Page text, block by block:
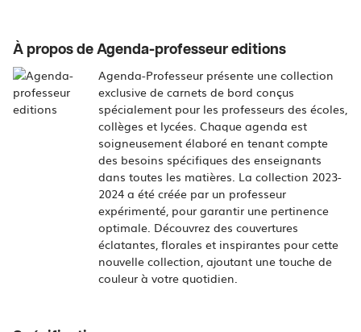
À propos de Agenda-professeur editions
Agenda-Professeur présente une collection
exclusive de carnets de bord conçus
spécialement pour les professeurs des écoles,
collèges et lycées. Chaque agenda est
soigneusement élaboré en tenant compte
des besoins spécifiques des enseignants
dans toutes les matières. La collection 2023-
2024 a été créée par un professeur
expérimenté, pour garantir une pertinence
optimale. Découvrez des couvertures
éclatantes, florales et inspirantes pour cette
nouvelle collection, ajoutant une touche de
couleur à votre quotidien.